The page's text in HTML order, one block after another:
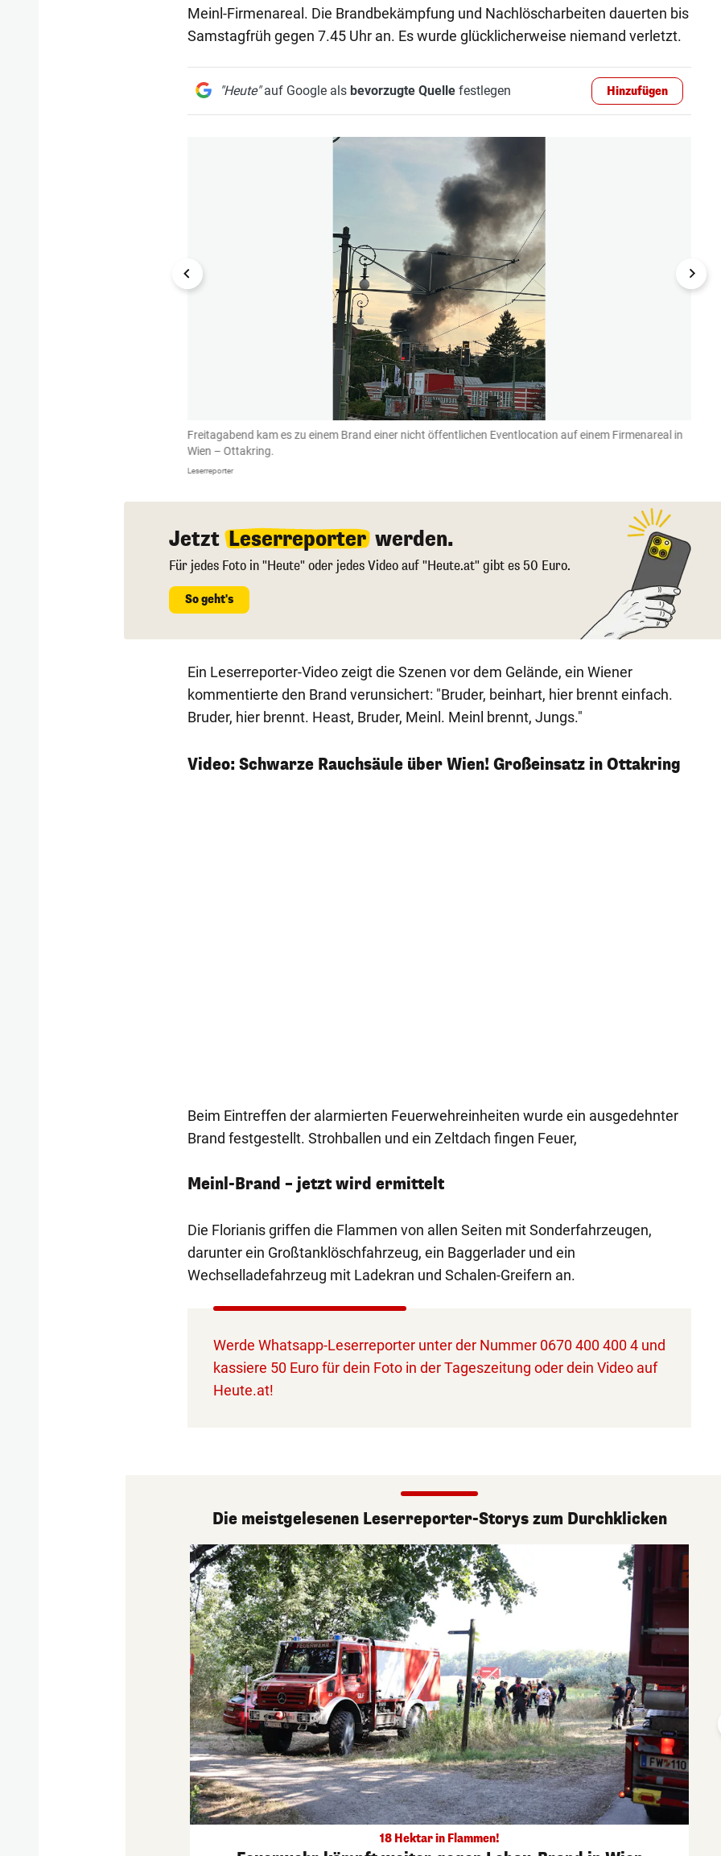
Meinl-Firmenareal. Die Brandbekämpfung und Nachlöscharbeiten dauerten bis
Samstagfrüh gegen 7.45 Uhr an. Es wurde glücklicherweise niemand verletzt.
"Heute"auf Google als bevorzugte Quellefestlegen Hinzufügen
1/10
Freitagabend kam es zu einem Brand einer nicht öffentlichen Eventlocation auf einem Firmenareal in
Wien – Ottakring.
Leserreporter
JetztLeserreporter werden.
Für jedes Foto in "Heute" oder jedes Video auf "Heute.at" gibt es 50 Euro.
So geht's
Ein Leserreporter-Video zeigt die Szenen vor dem Gelände, ein Wiener
kommentierte den Brand verunsichert: "Bruder, beinhart, hier brennt einfach.
Bruder, hier brennt. Heast, Bruder, Meinl. Meinl brennt, Jungs."
Video: Schwarze Rauchsäule über Wien! Großeinsatz in Ottakring
Beim Eintreffen der alarmierten Feuerwehreinheiten wurde ein ausgedehnter
Brand festgestellt. Strohballen und ein Zeltdach fingen Feuer,
Meinl-Brand – jetzt wird ermittelt
Die Florianis griffen die Flammen von allen Seiten mit Sonderfahrzeugen,
darunter ein Großtanklöschfahrzeug, ein Baggerlader und ein
Wechselladefahrzeug mit Ladekran und Schalen-Greifern an.
Werde Whatsapp-Leserreporter unter der Nummer 0670 400 400 4 und
kassiere 50 Euro für dein Foto in der Tageszeitung oder dein Video auf
Heute.at!
Die meistgelesenen Leserreporter-Storys zum Durchklicken
18 Hektar in Flammen!